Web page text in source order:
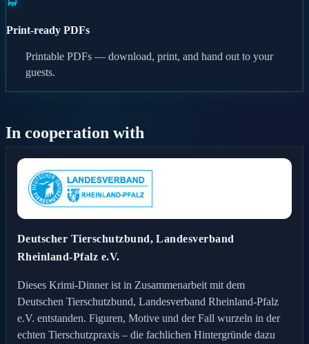
Print-ready PDFs
Printable PDFs — download, print, and hand out to your
guests.
In cooperation with
Deutscher Tierschutzbund, Landesverband
Rheinland-Pfalz e.V.
Dieses Krimi-Dinner ist in Zusammenarbeit mit dem
Deutschen Tierschutzbund, Landesverband Rheinland-Pfalz
e.V. entstanden. Figuren, Motive und der Fall wurzeln in der
echten Tierschutzpraxis – die fachlichen Hintergründe dazu